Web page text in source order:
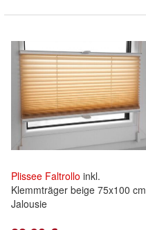
Plissee Faltrollo inkl.
Klemmträger beige 75x100 cm
Jalousie